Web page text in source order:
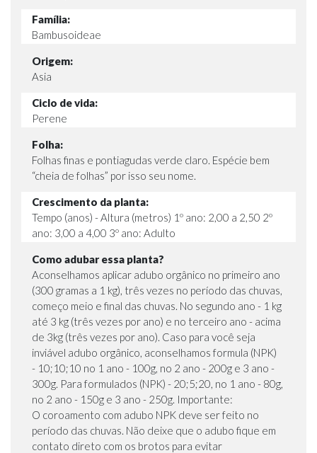
Família:
Bambusoideae
Origem:
Asia
Ciclo de vida:
Perene
Folha:
Folhas finas e pontiagudas verde claro. Espécie bem
“cheia de folhas” por isso seu nome.
Crescimento da planta:
Tempo (anos) - Altura (metros) 1º ano: 2,00 a 2,50 2º
ano: 3,00 a 4,00 3º ano: Adulto
Como adubar essa planta?
Aconselhamos aplicar adubo orgânico no primeiro ano
(300 gramas a 1 kg), três vezes no período das chuvas,
começo meio e final das chuvas. No segundo ano - 1 kg
até 3 kg (três vezes por ano) e no terceiro ano - acima
de 3kg (três vezes por ano). Caso para você seja
inviável adubo orgânico, aconselhamos formula (NPK)
- 10;10;10 no 1 ano - 100g, no 2 ano - 200g e 3 ano -
300g. Para formulados (NPK) - 20;5;20, no 1 ano - 80g,
no 2 ano - 150g e 3 ano - 250g. Importante:
O coroamento com adubo NPK deve ser feito no
período das chuvas. Não deixe que o adubo fique em
contato direto com os brotos para evitar